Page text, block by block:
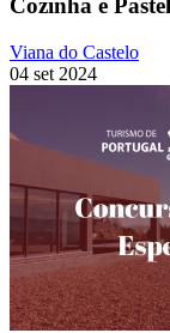
Cozinha e
Viana do Castelo
04 set 2024